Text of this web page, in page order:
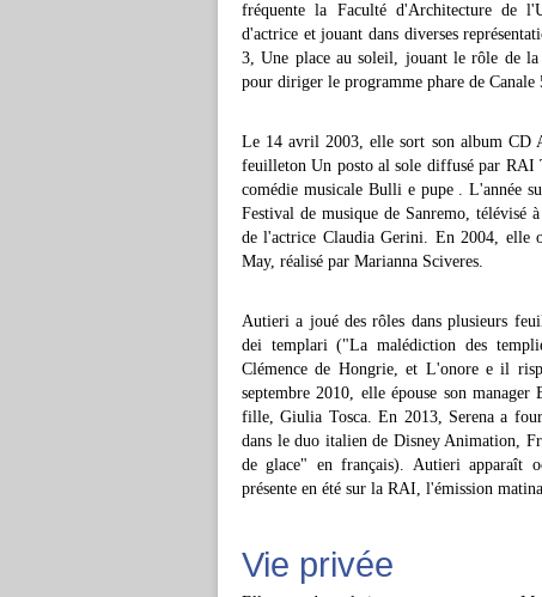
fréquente la Faculté d'Architecture de
d'actrice et jouant dans diverses
3, Une place au soleil, jouant le rôle de
pour diriger le programme phare de Canale
Le 14 avril 2003, elle sort son album CD
feuilleton Un posto al sole diffusé par RAI
comédie musicale Bulli e pupe . L'année
Festival de musique de Sanremo, télévisé
de l'actrice Claudia Gerini. En 2004, elle
May, réalisé par Marianna Sciveres.
Autieri a joué des rôles dans plusieurs
dei templari ("La malédiction des
Clémence de Hongrie, et L'onore e il
septembre 2010, elle épouse son
fille, Giulia Tosca. En 2013, Serena a
dans le duo italien de Disney Animation,
de glace" en français). Autieri apparaît
présente en été sur la RAI, l'émission
Vie privée